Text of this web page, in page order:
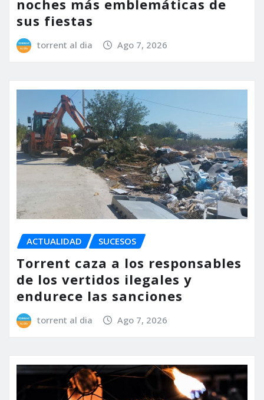
noches más emblemáticas de
sus fiestas
torrent al dia Ago 7, 2026
ACTUALIDAD SUCESOS
Torrent caza a los responsables
de los vertidos ilegales y
endurece las sanciones
torrent al dia Ago 7, 2026